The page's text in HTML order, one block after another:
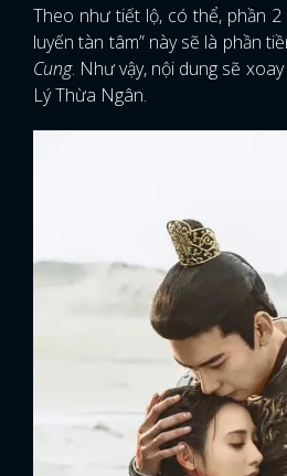
Theo như tiết lộ, có thể, phần 2
luyến tàn tâm” này sẽ là phần
Cung. Như vậy, nội dung sẽ
Lý Thừa Ngân.